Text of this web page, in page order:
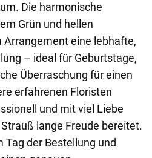
Die harmonische
Grün und hellen
Arrangement eine lebhafte,
– ideal für Geburtstage,
Überraschung für einen
erfahrenen Floristen
und mit viel Liebe
lange Freude bereitet.
der Bestellung und